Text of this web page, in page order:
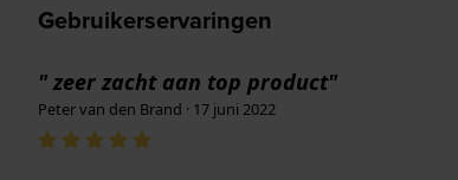
Gebruikerservaringen
" zeer zacht aan top product"
Peter van den Brand · 17 juni 2022